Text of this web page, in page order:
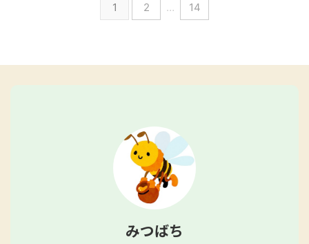
1 2 … 14
みつばち